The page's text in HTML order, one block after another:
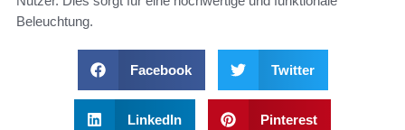
Beleuchtung.
Facebook Twitter
LinkedIn Pinterest